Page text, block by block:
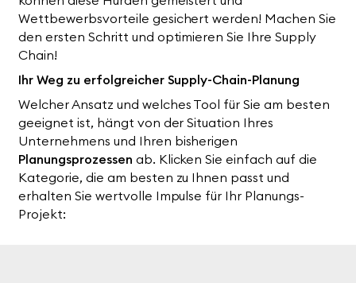
Wettbewerbsvorteile gesichert werden! Machen Sie
den ersten Schritt und optimieren Sie Ihre Supply
Chain!
Ihr Weg zu erfolgreicher Supply-Chain-Planung
Welcher Ansatz und welches Tool für Sie am besten
geeignet ist, hängt von der Situation Ihres
Unternehmens und Ihren bisherigen
Planungsprozessen ab. Klicken Sie einfach auf die
Kategorie, die am besten zu Ihnen passt und
erhalten Sie wertvolle Impulse für Ihr Planungs-
Projekt: